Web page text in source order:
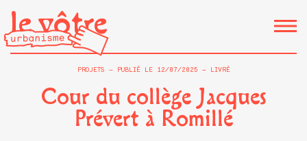
le vôtre
PROJETS PUBLIÉ LE 12/07/2025 LIVRÉ
Cour du collège Jacques
Prévert à Romillé